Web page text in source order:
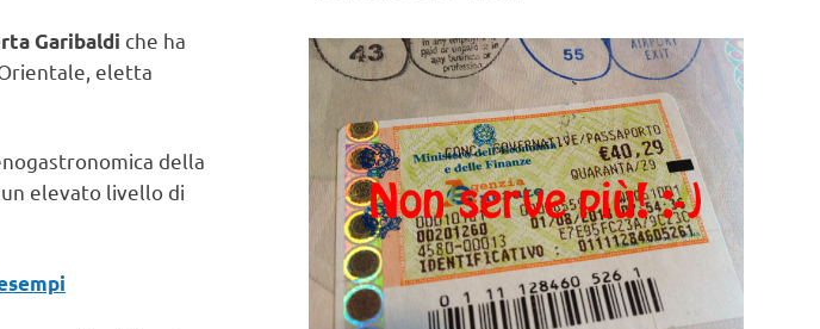
Garibaldi che ha
eletta
della
elevato livello di